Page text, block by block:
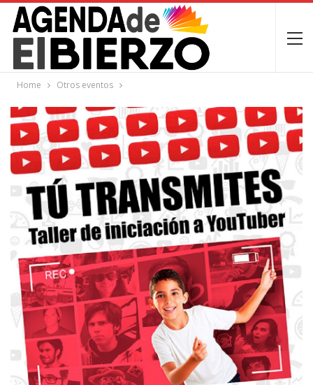
Home Otros eventos